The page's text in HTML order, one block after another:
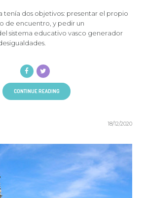
tenía dos objetivos: presentar el propio
de encuentro, y pedir un
sistema educativo vasco generador
CONTINUE READING
18/12/2020